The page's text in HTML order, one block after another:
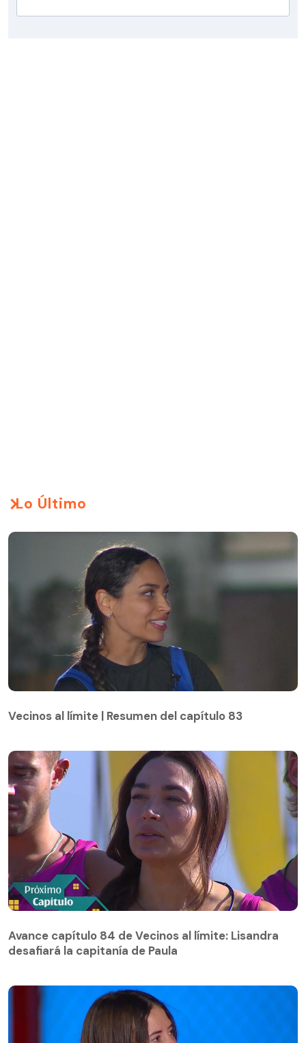
Lo Último
Vecinos al límite | Resumen del capítulo 83
desafiará la capitanía de Paula
Avance capítulo 84 de Vecinos al límite: Lisandra
desafiará la capitanía de Paula